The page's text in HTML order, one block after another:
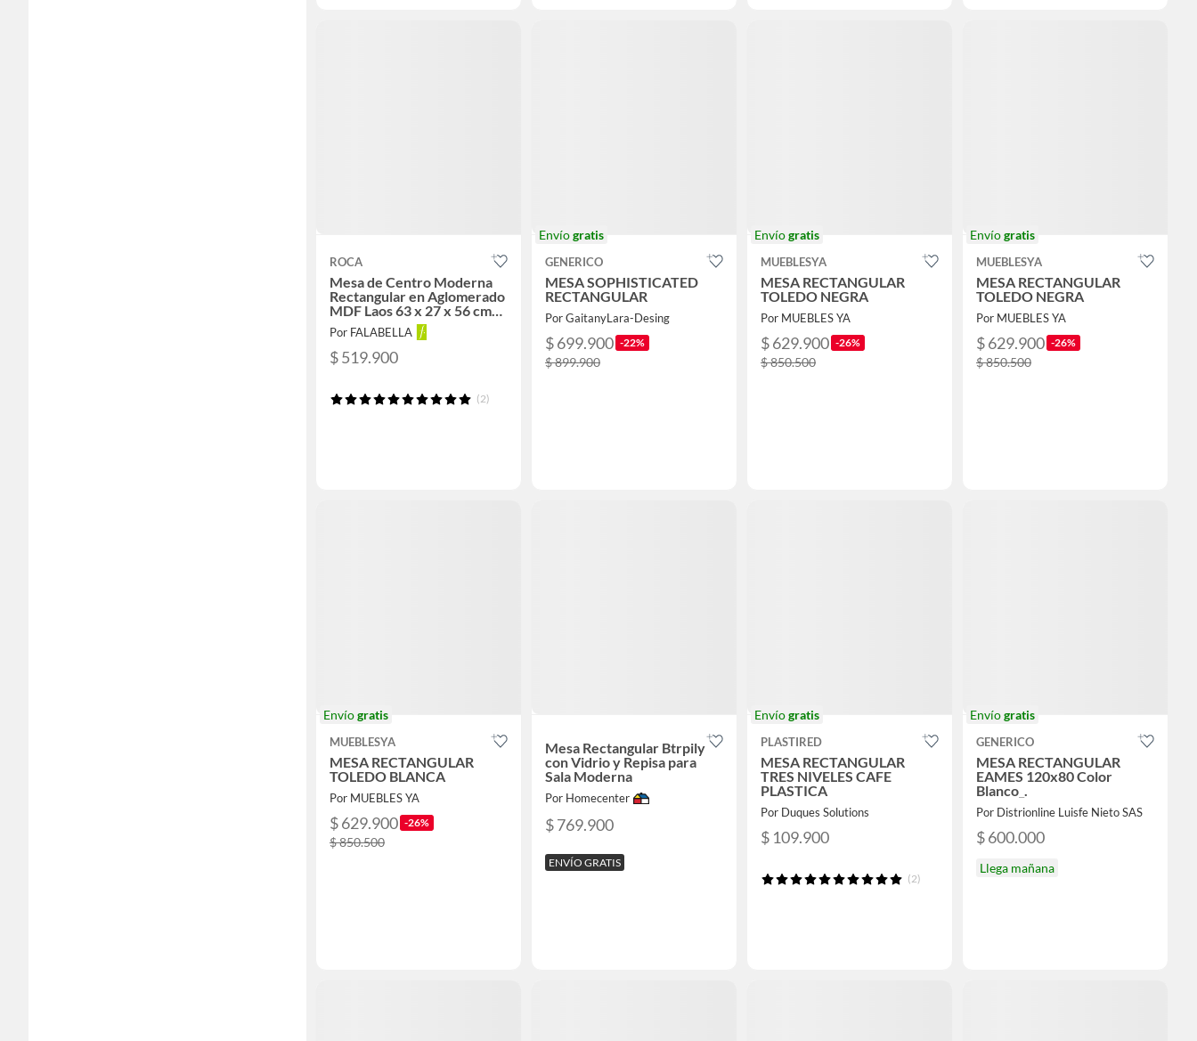
ROCA
Mesa de Centro Moderna
Rectangular en Aglomerado
MDF Laos 63 x 27 x 56 cm
Mica - Mueble
Por FALABELLA
$ 519.900
(2)
Envíogratis
GENERICO
MESA SOPHISTICATED
RECTANGULAR
Por GaitanyLara-Desing
$ 699.900 -22%
$ 899.900
Envíogratis
MUEBLESYA
MESA RECTANGULAR
TOLEDO NEGRA
Por MUEBLES YA
$ 629.900 -26%
$ 850.500
Envíogratis
MUEBLESYA
MESA RECTANGULAR
TOLEDO NEGRA
Por MUEBLES YA
$ 629.900 -26%
$ 850.500
Envíogratis
MUEBLESYA
MESA RECTANGULAR
TOLEDO BLANCA
Por MUEBLES YA
$ 629.900 -26%
$ 850.500
Mesa Rectangular Btrpily
con Vidrio y Repisa para
Sala Moderna
Por Homecenter
$ 769.900
ENVÍO GRATIS
Envíogratis
PLASTIRED
MESA RECTANGULAR
TRES NIVELES CAFE
PLASTICA
Por Duques Solutions
$ 109.900
(2)
Envíogratis
GENERICO
MESA RECTANGULAR
EAMES 120x80 Color
Blanco_.
Por Distrionline Luisfe Nieto SAS
$ 600.000
Llega mañana